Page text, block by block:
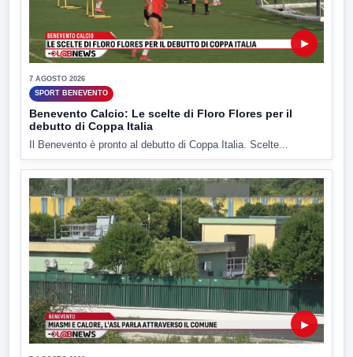
▶
7 AGOSTO 2026
SPORT BENEVENTO
Benevento Calcio: Le scelte di Floro Flores per il
debutto di Coppa Italia
Il Benevento è pronto al debutto di Coppa Italia. Scelte...
▶